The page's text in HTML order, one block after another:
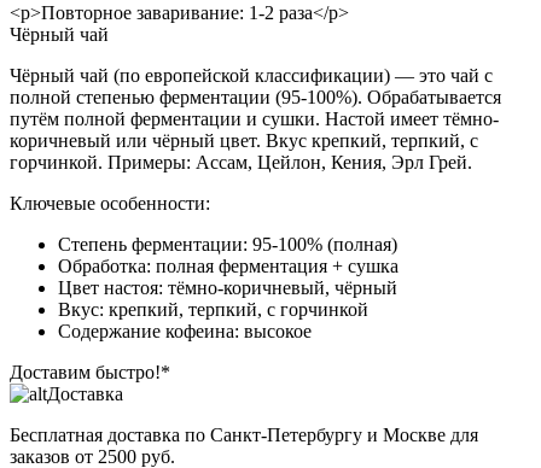
<p>Повторное заваривание: 1-2 раза</p>
Чёрный чай
Чёрный чай (по европейской классификации) — это чай с
полной степенью ферментации (95-100%). Обрабатывается
путём полной ферментации и сушки. Настой имеет тёмно-
коричневый или чёрный цвет. Вкус крепкий, терпкий, с
горчинкой. Примеры: Ассам, Цейлон, Кения, Эрл Грей.
Ключевые особенности:
Степень ферментации: 95-100% (полная)
Обработка: полная ферментация + сушка
Цвет настоя: тёмно-коричневый, чёрный
Вкус: крепкий, терпкий, с горчинкой
Содержание кофеина: высокое
Доставим быстро!*
Доставка
Бесплатная доставка по Санкт-Петербургу и Москве для
заказов от 2500 руб.